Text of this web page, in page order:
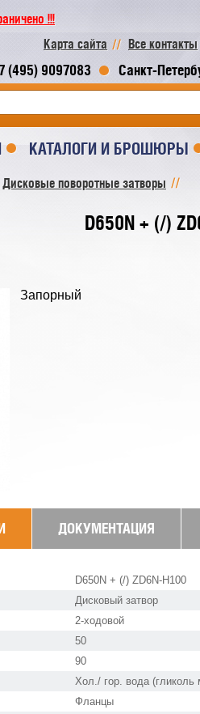
!!!
Карта сайта
Все контакты
(495) 9097083
Санкт-
КАТАЛОГИ И БРОШЮРЫ
Дисковые поворотные затворы
D650N + (/)
Запорный
ДОКУМЕНТАЦИЯ
D650N + (/) ZD6N-H100
Дисковый затвор
2-ходовой
50
90
Хол./ гор. вода (гликоль
Фланцы